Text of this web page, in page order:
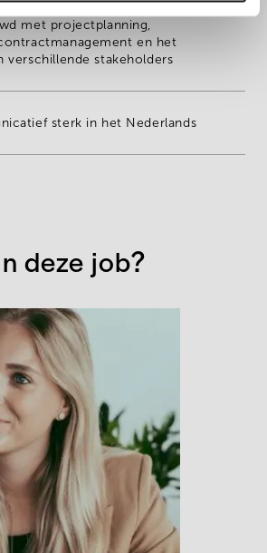
met projectplanning,
en het
verschillende stakeholders
sterk in het Nederlands
deze job?